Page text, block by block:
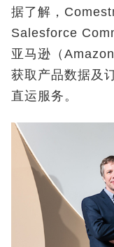
据了解，
Salesforce
亚马逊（
获取产品数据及
直运服务。